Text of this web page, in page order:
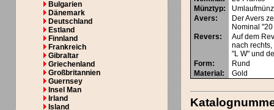
Bulgarien
Dänemark
Deutschland
Estland
Finnland
Frankreich
Gibraltar
Griechenland
Großbritannien
Guernsey
Insel Man
Irland
Island
Münztyp:
Avers:
Der Avers
Nominal
Revers:
Auf dem
nach
"L W" und
Form:
Rund
Material : Gold